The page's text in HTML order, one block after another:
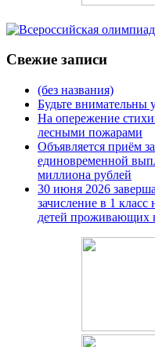
Свежие записи
(без названия)
Будьте внимательны
На опережение
лесными пожарами
Объявляется приём
единовременной
миллиона рублей
30 июня 2026
зачисление в 1
детей проживающих